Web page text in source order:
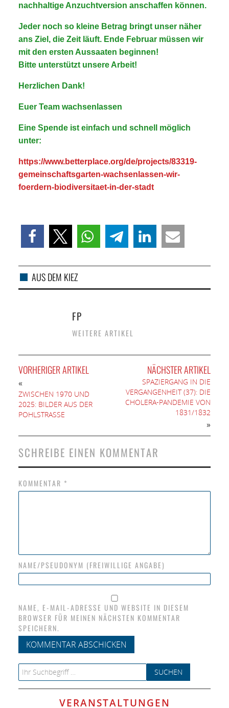
nachhaltige Anzuchtversion anschaffen können.
Jeder noch so kleine Betrag bringt unser näher
ans Ziel, die Zeit läuft. Ende Februar müssen wir
mit den ersten Aussaaten beginnen!
Bitte unterstützt unsere Arbeit!
Herzlichen Dank!
Euer Team wachsenlassen
Eine Spende ist einfach und schnell möglich
unter:
https://www.betterplace.org/de/projects/83319-
gemeinschaftsgarten-wachsenlassen-wir-
foerdern-biodiversitaet-in-der-stadt
AUS DEM KIEZ
FP
WEITERE ARTIKEL
VORHERIGER ARTIKEL
«
ZWISCHEN 1970 UND
2025: BILDER AUS DER
POHLSTRASSE
NÄCHSTER ARTIKEL
SPAZIERGANG IN DIE
VERGANGENHEIT (37): DIE
CHOLERA-PANDEMIE VON
1831/1832
»
SCHREIBE EINEN KOMMENTAR
KOMMENTAR *
NAME/PSEUDONYM (FREIWILLIGE ANGABE)
NAME, E-MAIL-ADRESSE UND WEBSITE IN DIESEM
BROWSER FÜR MEINEN NÄCHSTEN KOMMENTAR
SPEICHERN.
Search for:
VERANSTALTUNGEN